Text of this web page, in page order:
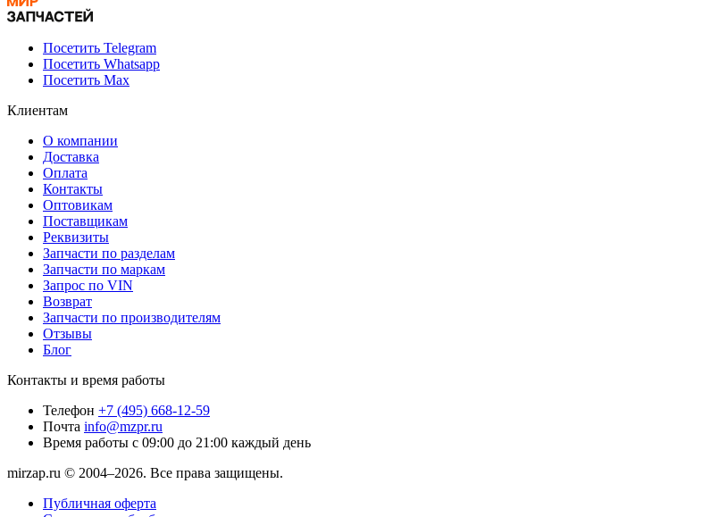
Посетить Telegram
Посетить Whatsapp
Посетить Max
Клиентам
О компании
Доставка
Оплата
Контакты
Оптовикам
Поставщикам
Реквизиты
Запчасти по разделам
Запчасти по маркам
Запрос по VIN
Возврат
Запчасти по производителям
Отзывы
Блог
Контакты и время работы
Телефон +7 (495) 668-12-59
Почта info@mzpr.ru
Время работы с 09:00 до 21:00 каждый день
mirzap.ru © 2004–2026. Все права защищены.
Публичная оферта